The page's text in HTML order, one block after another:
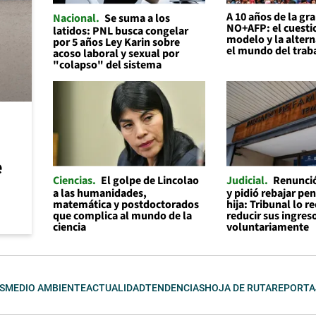
Nacional Se suma a los
latidos: PNL busca congelar
por 5 años Ley Karin sobre
acoso laboral y sexual por
"colapso" del sistema
A 10 años de la
NO+AFP: el
modelo y la
el mundo del
Ciencias
El golpe de Lincolao
a las humanidades,
matemática y postdoctorados
que complica al mundo de la
ciencia
Judicial
y pidió rebajar
hija: Tribunal lo
reducir sus
voluntariamente
MEDIO AMBIENTEACTUALIDADTENDENCIASHOJA DE RUTA